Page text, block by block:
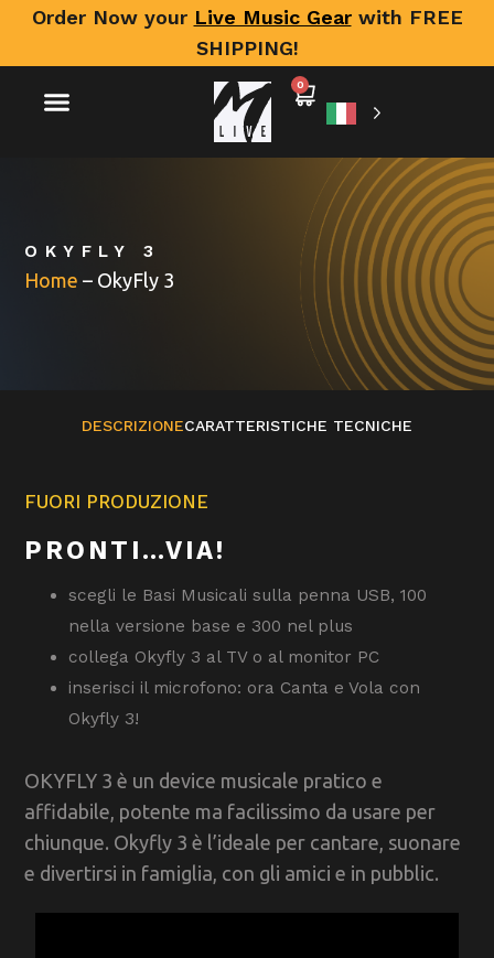
Order Now your Live Music Gearwith FREE
SHIPPING!
0
OKYFLY 3
Home – OkyFly 3
DESCRIZIONECARATTERISTICHE TECNICHE
FUORI PRODUZIONE
PRONTI…VIA!
scegli le Basi Musicali sulla penna USB, 100
nella versione base e 300 nel plus
collega Okyfly 3 al TV o al monitor PC
inserisci il microfono: ora Canta e Vola con
Okyfly 3!
OKYFLY 3 è un device musicale pratico e
affidabile, potente ma facilissimo da usare per
chiunque. Okyfly 3 è l’ideale per cantare, suonare
e divertirsi in famiglia, con gli amici e in pubblic.